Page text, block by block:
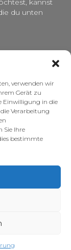
verwenden wir
Gerät zu
Einwilligung in die
Verarbeitung
Sie Ihre
bestimmte
du unten
viel Koffein – von